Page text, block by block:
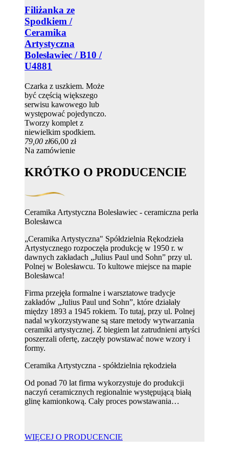
Filiżanka ze
Spodkiem /
Ceramika
Artystyczna
Bolesławiec / B10 /
U4881
Czarka z uszkiem. Może
być częścią większego
serwisu kawowego lub
występować pojedynczo.
Tworzy komplet z
niewielkim spodkiem.
79,00 zł66,00 zł
Na zamówienie
KRÓTKO O PRODUCENCIE
Ceramika Artystyczna Bolesławiec - ceramiczna perła
Bolesławca
„Ceramika Artystyczna" Spółdzielnia Rękodzieła
Artystycznego rozpoczęła produkcję w 1950 r. w
dawnych zakładach „Julius Paul und Sohn” przy ul.
Polnej w Bolesławcu. To kultowe miejsce na mapie
Bolesławca!
Firma przejęła formalne i warsztatowe tradycje
zakładów „Julius Paul und Sohn”, które działały
między 1893 a 1945 rokiem. To tutaj, przy ul. Polnej
nadal wykorzystywane są stare metody wytwarzania
ceramiki artystycznej. Z biegiem lat zatrudnieni artyści
poszerzali ofertę, zaczęły powstawać nowe wzory i
formy.
Ceramika Artystyczna - spółdzielnia rękodzieła
Od ponad 70 lat firma wykorzystuje do produkcji
naczyń ceramicznych regionalnie występującą białą
glinę kamionkową. Cały proces powstawania…
WIĘCEJ O PRODUCENCIE